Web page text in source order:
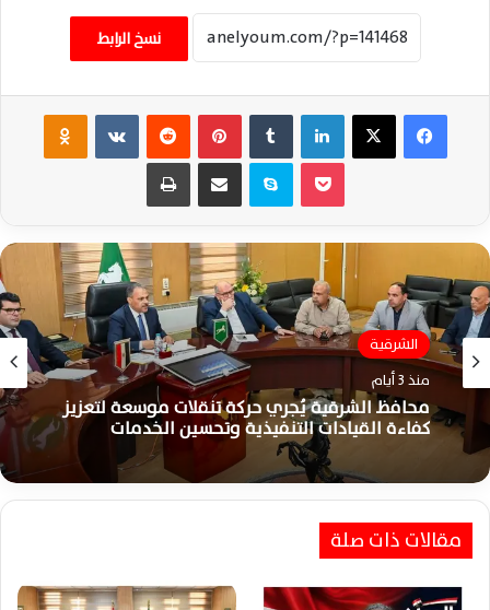
نسخ الرابط
فيسبوك ‫X لينكدإن بينتيريست ‏VKontakte
سكايب مشاركة عبر البريد طباعة
الشرقية
منذ 3 أيام
كفاءة القيادات التنفيذية وتحسين الخدمات
الشرقية
منذ 4 أيام
محافظ الشرقية يفتتح مبنى مركز كفر صقر الجديد
لتسهيل خدمات المواطنين الحكومية
مقالات ذات صلة